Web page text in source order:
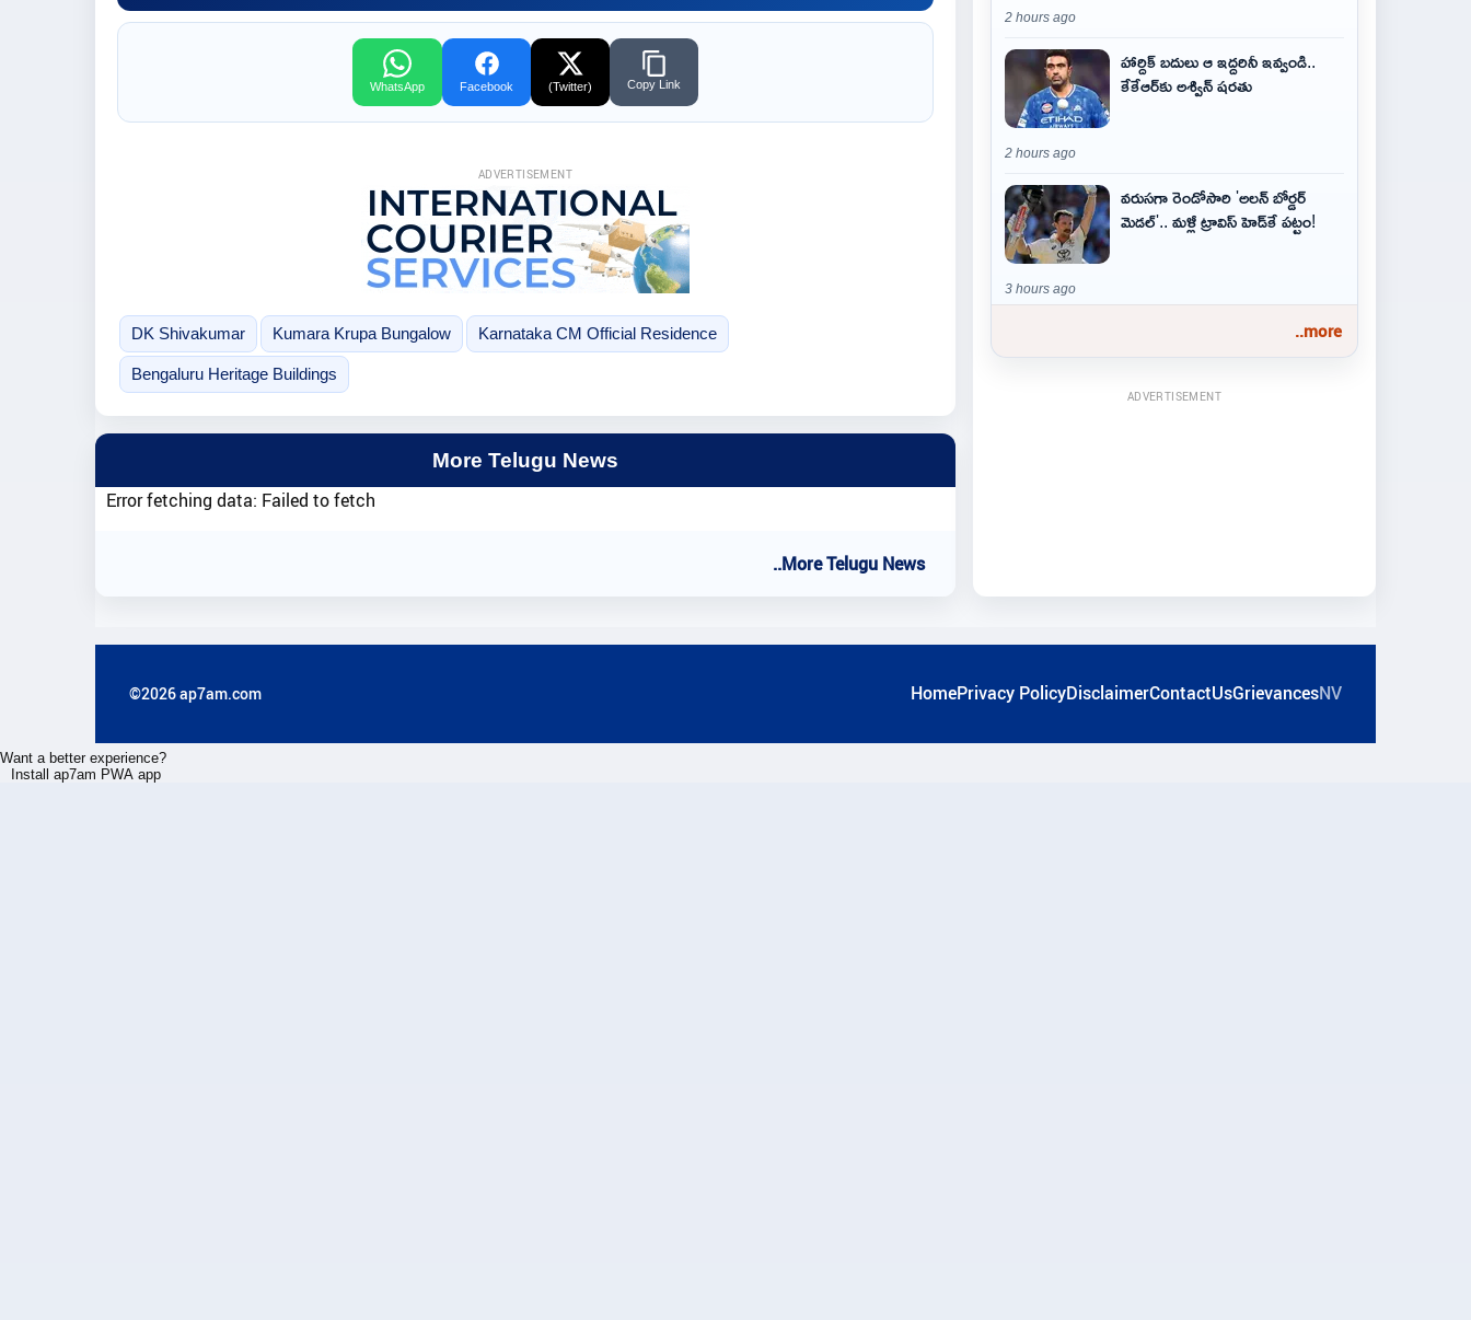
WhatsApp Facebook (Twitter) Copy Link
ADVERTISEMENT
DK Shivakumar Kumara Krupa Bungalow Karnataka CM Official Residence
Bengaluru Heritage Buildings
More Telugu News
Error fetching data: Failed to fetch
..More Telugu News
2 hours ago
హార్దిక్ బదులు ఆ ఇద్దరినీ ఇవ్వండి..
కేకేఆర్‌కు అశ్విన్ షరతు
2 hours ago
వరుసగా రెండోసారి 'అలన్ బోర్డర్
మెడల్'.. మళ్లీ ట్రావిస్ హెడ్‌కే పట్టం!
3 hours ago
..more
ADVERTISEMENT
©2026 ap7am.com HomePrivacy PolicyDisclaimerContactUsGrievancesNV
Want a better experience?
Install ap7am PWA app